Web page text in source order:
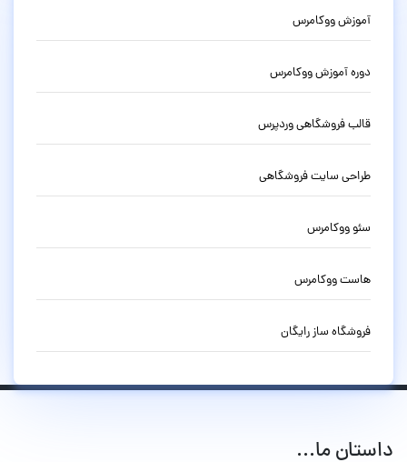
آموزش ووکامرس
دوره آموزش ووکامرس
قالب فروشگاهی وردپرس
طراحی سایت فروشگاهی
سئو ووکامرس
هاست ووکامرس
فروشگاه ساز رایگان
داستان ما...